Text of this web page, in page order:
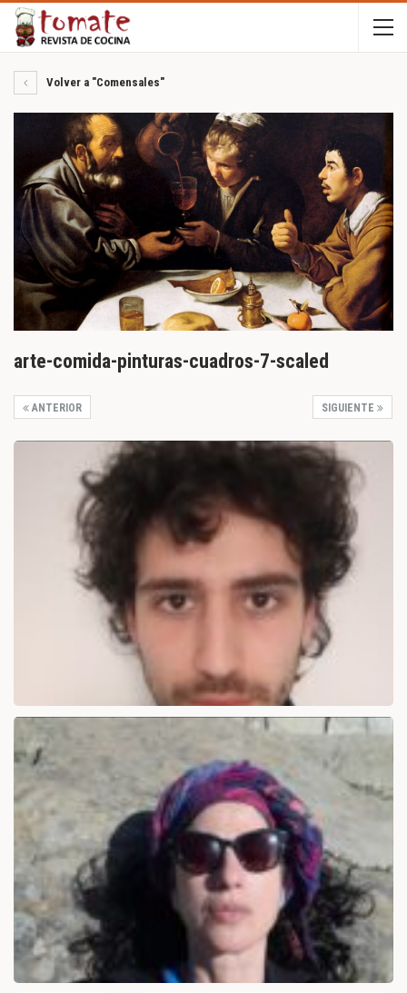
Volver a "Comensales"
arte-comida-pinturas-cuadros-7-scaled
SIGUIENTE
ANTERIOR